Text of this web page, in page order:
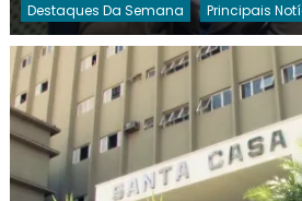
Destaques Da Semana Principais